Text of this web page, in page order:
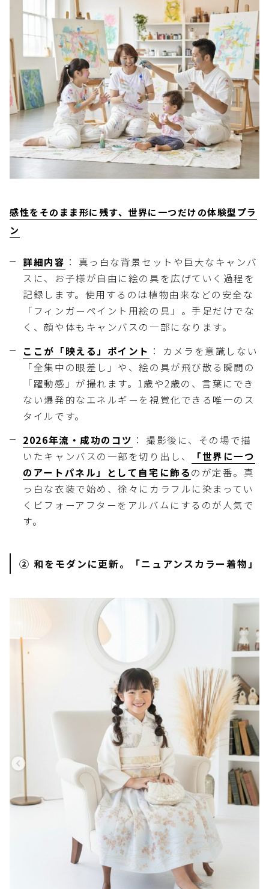
感性をそのまま形に残す、世界に一つだけの体験型プラ
ン
詳細内容 ： 真っ白な背景セットや巨大なキャンバ
スに、お子様が自由に絵の具を広げていく過程を
記録します。使用するのは植物由来などの安全な
「フィンガーペイント用絵の具」。手足だけでな
く、顔や体もキャンバスの一部になります。
ここが「映える」ポイント ： カメラを意識しない
「全集中の眼差し」や、絵の具が飛び散る瞬間の
「躍動感」が撮れます。1歳や2歳の、言葉にでき
ない爆発的なエネルギーを視覚化できる唯一のス
タイルです。
2026年流・成功のコツ ： 撮影後に、その場で描
いたキャンバスの一部を切り出し、
「世界に一つ
のアートパネル」として自宅に飾るのが定番。真
っ白な衣装で始め、徐々にカラフルに染まってい
くビフォーアフターをアルバムにするのが人気で
す。
② 和をモダンに更新。「ニュアンスカラー着物」